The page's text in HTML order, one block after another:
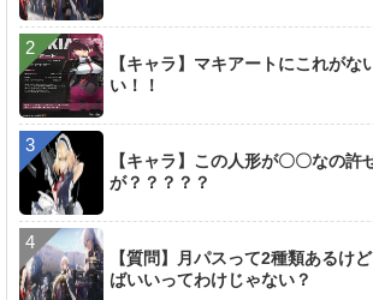
【キャラ】マキアートにこれがな
い！！
【キャラ】この人形が〇〇なの許
が？？？？？
【質問】月パスって2種類あるけ
ばいいってわけじゃない？